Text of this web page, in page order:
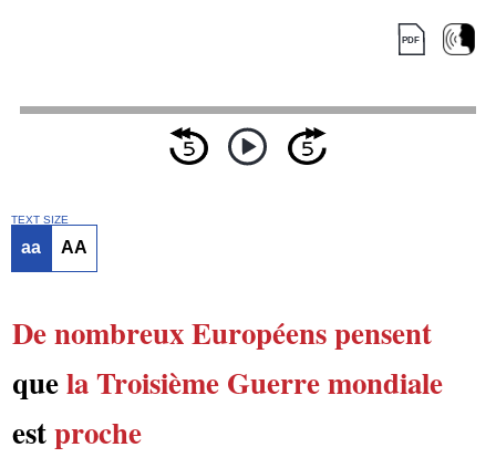
TEXT SIZE
aa AA
De nombreux Européenspensent
quela Troisième Guerre mondiale
estproche